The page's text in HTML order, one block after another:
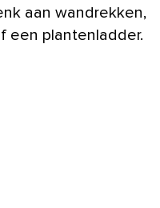
aan wandrekken,
een plantenladder.